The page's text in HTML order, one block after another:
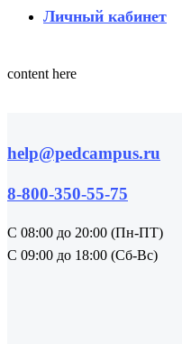
Личный кабинет
content here
help@pedcampus.ru
8-800-350-55-75
С 08:00 до 20:00 (Пн-ПТ)
С 09:00 до 18:00 (Сб-Вс)